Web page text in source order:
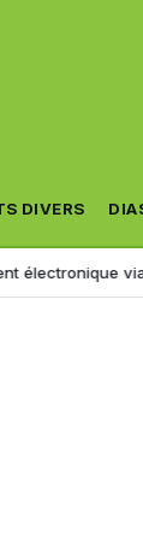
DIVERS
via «